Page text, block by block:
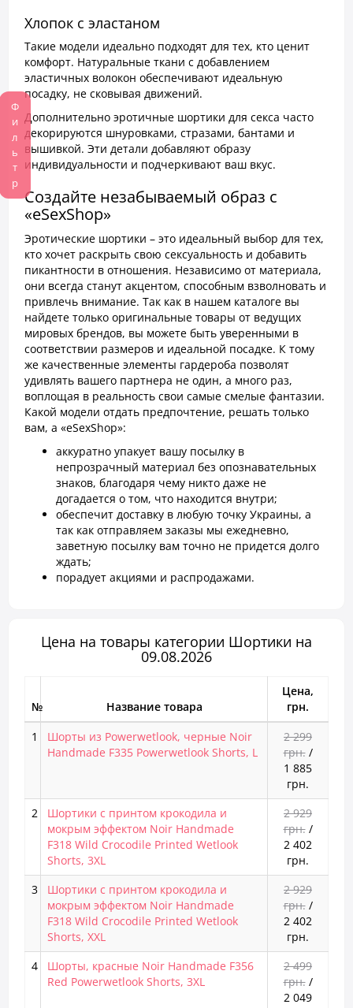
Фильтр
Хлопок с эластаном
Такие модели идеально подходят для тех, кто ценит
комфорт. Натуральные ткани с добавлением
эластичных волокон обеспечивают идеальную
посадку, не сковывая движений.
Дополнительно эротичные шортики для секса часто
декорируются шнуровками, стразами, бантами и
вышивкой. Эти детали добавляют образу
индивидуальности и подчеркивают ваш вкус.
Создайте незабываемый образ с
«eSexShop»
Эротические шортики – это идеальный выбор для тех,
кто хочет раскрыть свою сексуальность и добавить
пикантности в отношения. Независимо от материала,
они всегда станут акцентом, способным взволновать и
привлечь внимание. Так как в нашем каталоге вы
найдете только оригинальные товары от ведущих
мировых брендов, вы можете быть уверенными в
соответствии размеров и идеальной посадке. К тому
же качественные элементы гардероба позволят
удивлять вашего партнера не один, а много раз,
воплощая в реальность свои самые смелые фантазии.
Какой модели отдать предпочтение, решать только
вам, а «eSexShop»:
аккуратно упакует вашу посылку в
непрозрачный материал без опознавательных
знаков, благодаря чему никто даже не
догадается о том, что находится внутри;
обеспечит доставку в любую точку Украины, а
так как отправляем заказы мы ежедневно,
заветную посылку вам точно не придется долго
ждать;
порадует акциями и распродажами.
Цена на товары категории Шортики на
09.08.2026
№ Название товара
Цена,
грн.
1
Шорты из Powerwetlook, черные Noir
Handmade F335 Powerwetlook Shorts, L
2 299
грн./
1 885
грн.
2
Шортики с принтом крокодила и
мокрым эффектом Noir Handmade
F318 Wild Crocodile Printed Wetlook
Shorts, 3XL
2 929
грн./
2 402
грн.
3
Шортики с принтом крокодила и
мокрым эффектом Noir Handmade
F318 Wild Crocodile Printed Wetlook
Shorts, XXL
2 929
грн./
2 402
грн.
4
Шорты, красные Noir Handmade F356
Red Powerwetlook Shorts, 3XL
2 499
грн./
2 049